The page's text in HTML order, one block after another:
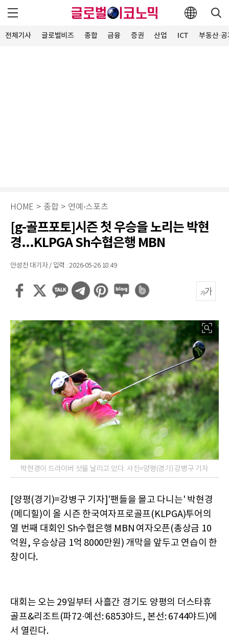
전체기사 글로벌비즈 종합 금융 증권 산업 ICT 부동산·
HOME > 종합 > 연예·스포츠
[g-골프포토]시즌 첫 우승을 노리는 박현
경...KLPGA Sh수협은행 MBN
안성찬 대기자 / 입력 : 2026-05-26 18:49
박현경이 드라이버 샷을 날리고 있다. 사진=양평(경기) 강병구 기자
[양평(경기)=강병구 기자]'팬들을 몰고 다니는' 박현경
(메디힐)이 올 시즌 한국여자프로골프(KLPGA)투어의
열 번째 대회인 Sh수협은행 MBN 여자오픈(총상금 10
억원, 우승상금 1억 8000만원) 개막을 앞두고 연습이 한
창이다.
대회는 오는 29일부터 사흘간 경기도 양평의 더스타휴
골프&리조트(파72·예선: 6853야드, 본선: 6744야드)에
서 열린다.